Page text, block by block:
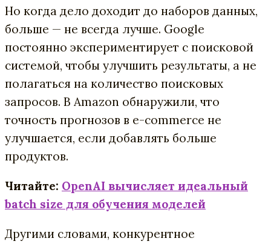
Но когда дело доходит до наборов данных,
больше — не всегда лучше. Google
постоянно экспериментирует с поисковой
системой, чтобы улучшить результаты, а не
полагаться на количество поисковых
запросов. В Amazon обнаружили, что
точность прогнозов в e-commerce не
улучшается, если добавлять больше
продуктов.
Читайте: OpenAI вычисляет идеальный
batch size для обучения моделей
Другими словами, конкурентное